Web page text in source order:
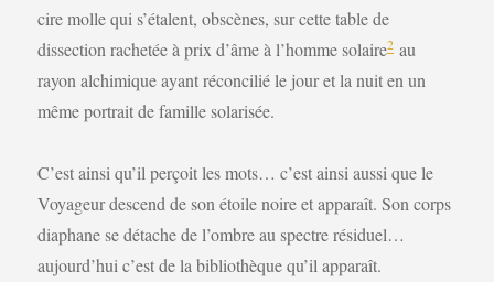
cire molle qui s’étalent, obscènes, sur cette table de
dissection rachetée à prix d’âme à l’homme solaire2 au
rayon alchimique ayant réconcilié le jour et la nuit en un
même portrait de famille solarisée.
C’est ainsi qu’il perçoit les mots… c’est ainsi aussi que le
Voyageur descend de son étoile noire et apparaît. Son corps
diaphane se détache de l’ombre au spectre résiduel…
aujourd’hui c’est de la bibliothèque qu’il apparaît.